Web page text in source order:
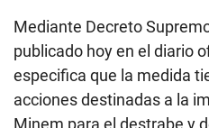
Mediante Decreto
publicado hoy en el diario
especifica que la medida
acciones destinadas a la
Minem para el destrabe y